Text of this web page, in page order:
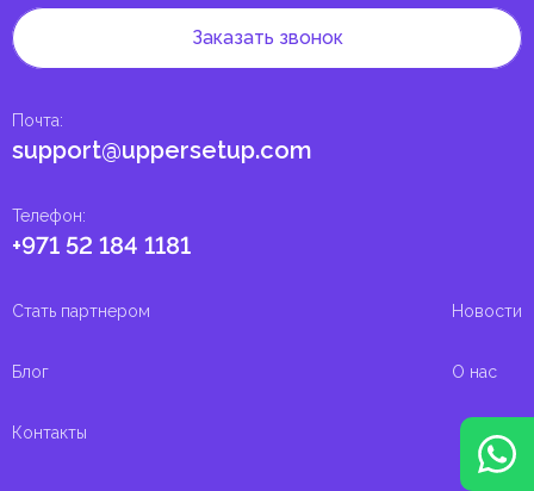
Телефон:
+971 52 184 1181
Почта:
support@uppersetup.com
Заказать звонок
Стать партнером Новости
Блог О нас
Контакты